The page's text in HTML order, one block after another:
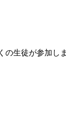
生徒が参加し